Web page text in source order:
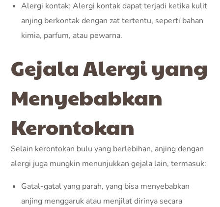
Alergi kontak: Alergi kontak dapat terjadi ketika kulit
anjing berkontak dengan zat tertentu, seperti bahan
kimia, parfum, atau pewarna.
Gejala Alergi yang
Menyebabkan
Kerontokan
Selain kerontokan bulu yang berlebihan, anjing dengan
alergi juga mungkin menunjukkan gejala lain, termasuk:
Gatal-gatal yang parah, yang bisa menyebabkan
anjing menggaruk atau menjilat dirinya secara